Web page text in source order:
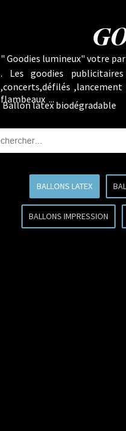
" Goodies lumineux" votre
. Les goodies
,concerts,défilés
flambeaux ...
Ballon latex biodégradable
BALLONS LATEX
BALLONS IMPRESSION